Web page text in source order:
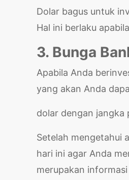
Dolar bagus untuk
Hal ini berlaku
3. Bunga
Apabila Anda
yang akan Anda
dolar dengan jangka
Setelah mengetahui
hari ini agar Anda
merupakan